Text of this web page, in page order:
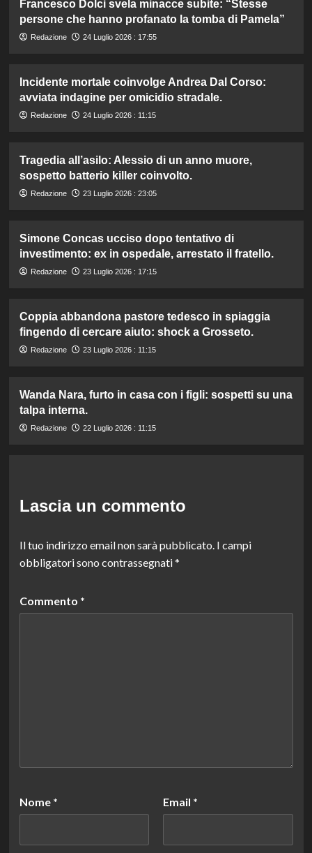
Francesco Dolci svela minacce subite: “Stesse
persone che hanno profanato la tomba di Pamela”
Redazione 24 Luglio 2026 : 17:55
Incidente mortale coinvolge Andrea Dal Corso:
avviata indagine per omicidio stradale.
Redazione 24 Luglio 2026 : 11:15
Tragedia all’asilo: Alessio di un anno muore,
sospetto batterio killer coinvolto.
Redazione 23 Luglio 2026 : 23:05
Simone Concas ucciso dopo tentativo di
investimento: ex in ospedale, arrestato il fratello.
Redazione 23 Luglio 2026 : 17:15
Coppia abbandona pastore tedesco in spiaggia
fingendo di cercare aiuto: shock a Grosseto.
Redazione 23 Luglio 2026 : 11:15
Wanda Nara, furto in casa con i figli: sospetti su una
talpa interna.
Redazione 22 Luglio 2026 : 11:15
Lascia un commento
Il tuo indirizzo email non sarà pubblicato. I campi
obbligatori sono contrassegnati*
Commento *
Nome * Email *